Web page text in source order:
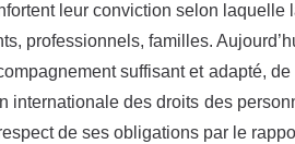
leur conviction selon
professionnels, familles.
suffisant et adapté,
internationale des droits des
de ses obligations par le